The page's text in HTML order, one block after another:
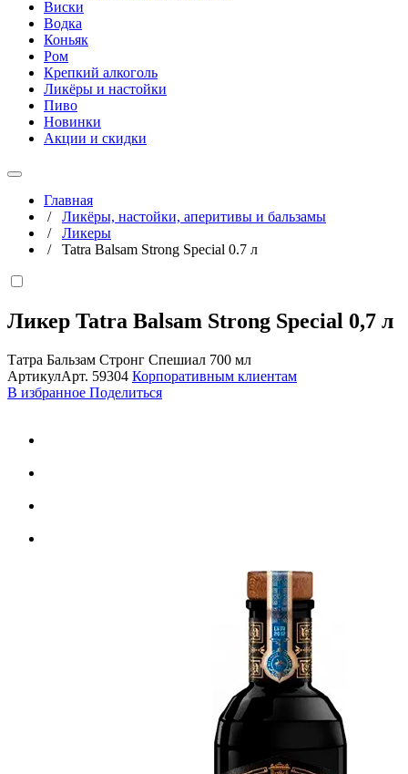
Виски
Водка
Коньяк
Ром
Крепкий алкоголь
Ликёры и настойки
Пиво
Новинки
Акции и скидки
Главная
/ Ликёры, настойки, аперитивы и бальзамы
/ Ликеры
/ Tatra Balsam Strong Special 0.7 л
Ликер Tatra Balsam Strong Special 0,7 л
Татра Бальзам Стронг Спешиал 700 мл
АртикулАрт. 59304 Корпоративным клиентам
В избранное Поделиться